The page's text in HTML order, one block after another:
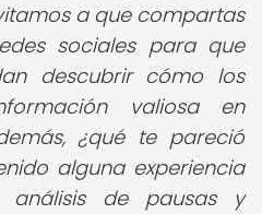
a que compartas
sociales para que
descubrir cómo los
valiosa en
¿qué te pareció
alguna experiencia
análisis de pausas y